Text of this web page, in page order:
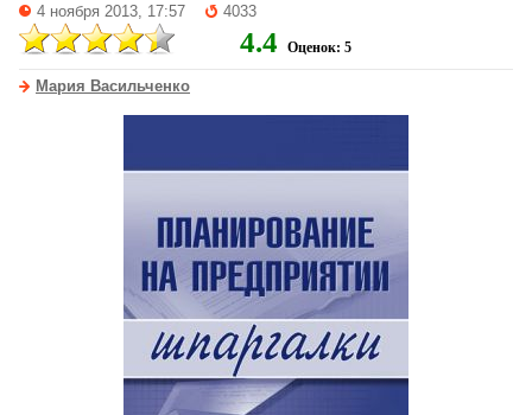
4 ноября 2013, 17:57 4033
4.4 Оценок: 5
Мария Васильченко